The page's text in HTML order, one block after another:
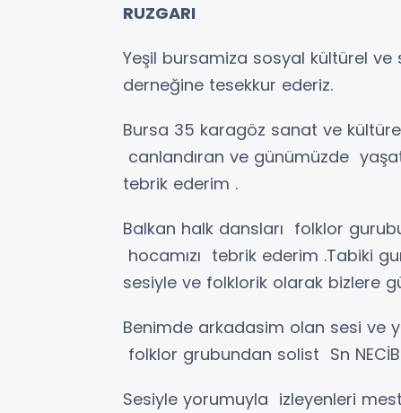
RUZGARI
Yeşil bursamiza sosyal kültürel
derneğine tesekkur ederiz.
Bursa 35 karagöz sanat ve
canlandıran ve günümüzde
tebrik ederim .
Balkan halk dansları folklor
hocamızı tebrik ederim .Tabiki
sesiyle ve folklorik olarak bizlere
Benimde arkadasim olan sesi ve
folklor grubundan solist Sn
Sesiyle yorumuyla izleyenleri